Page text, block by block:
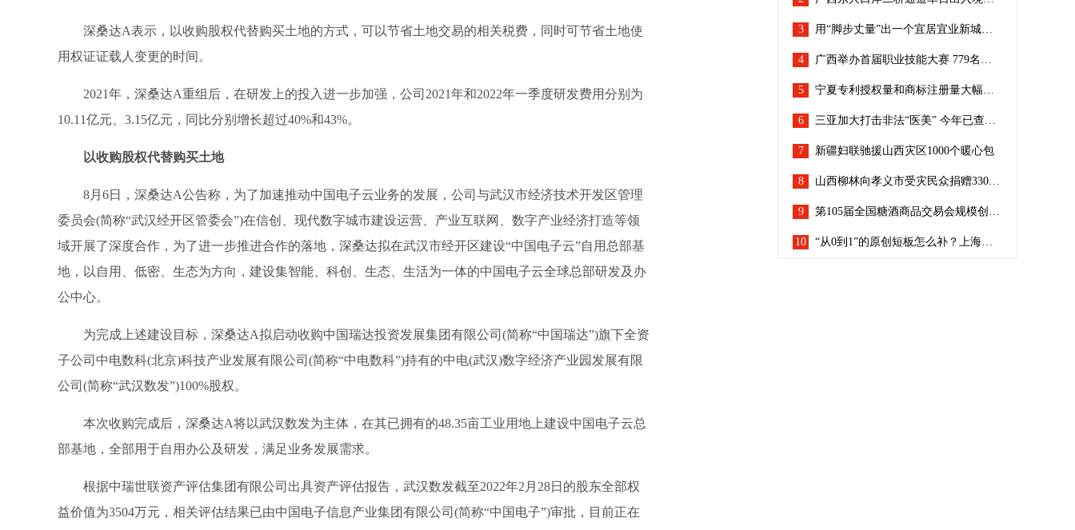
深桑达A表示，以收购股权代替购买土地的方式，可以节省土地交易的相关税费，同时可节省土地使
用权证证载人变更的时间。
2021年，深桑达A重组后，在研发上的投入进一步加强，公司2021年和2022年一季度研发费用分别为
10.11亿元、3.15亿元，同比分别增长超过40%和43%。
以收购股权代替购买土地
8月6日，深桑达A公告称，为了加速推动中国电子云业务的发展，公司与武汉市经济技术开发区管理
委员会(简称“武汉经开区管委会”)在信创、现代数字城市建设运营、产业互联网、数字产业经济打造等领
域开展了深度合作，为了进一步推进合作的落地，深桑达拟在武汉市经开区建设“中国电子云”自用总部基
地，以自用、低密、生态为方向，建设集智能、科创、生态、生活为一体的中国电子云全球总部研发及办
公中心。
为完成上述建设目标，深桑达A拟启动收购中国瑞达投资发展集团有限公司(简称“中国瑞达”)旗下全资
子公司中电数科(北京)科技产业发展有限公司(简称“中电数科”)持有的中电(武汉)数字经济产业园发展有限
公司(简称“武汉数发”)100%股权。
本次收购完成后，深桑达A将以武汉数发为主体，在其已拥有的48.35亩工业用地上建设中国电子云总
部基地，全部用于自用办公及研发，满足业务发展需求。
根据中瑞世联资产评估集团有限公司出具资产评估报告，武汉数发截至2022年2月28日的股东全部权
益价值为3504万元，相关评估结果已由中国电子信息产业集团有限公司(简称“中国电子”)审批，目前正在
3 用“脚步丈量”出一个宜居宜业新城——河南县域经济“冠军县”转型发展观察
4 广西举办首届职业技能大赛 779名选手“擂台比拼”
5 宁夏专利授权量和商标注册量大幅增长
6 三亚加大打击非法“医美” 今年已查处8起非法行医案
7 新疆妇联驰援山西灾区1000个暖心包
8 山西柳林向孝义市受灾民众捐赠3300万元
9 第105届全国糖酒商品交易会规模创秋季糖酒会新纪录
10 “从0到1”的原创短板怎么补？上海在全国率先试点设立“基础研究特区”